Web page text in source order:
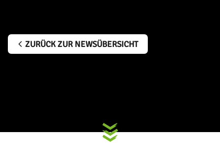
ZURÜCK ZUR NEWSÜBERSICHT